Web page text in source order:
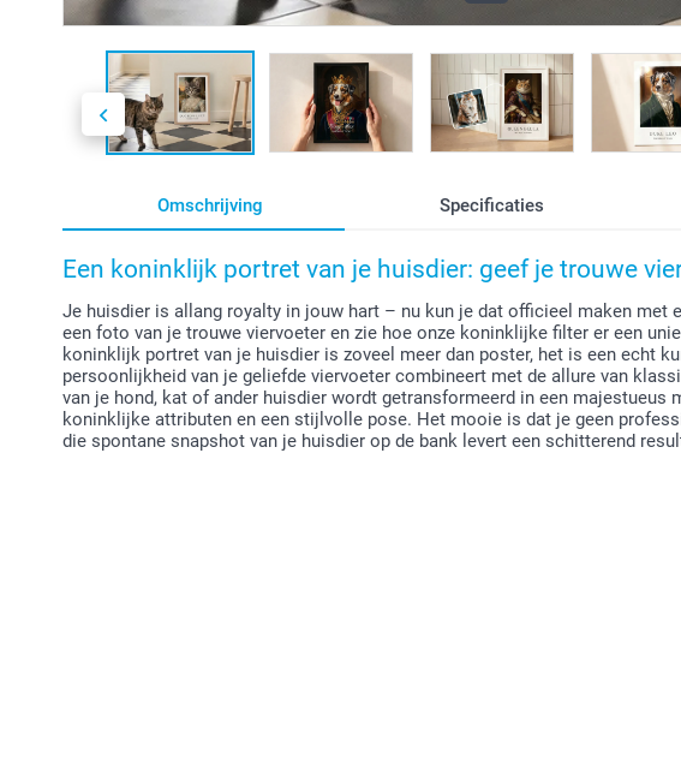
Omschrijving Specificaties
Een koninklijk portret van je huisdier: geef je trouwe
Je huisdier is allang royalty in jouw hart – nu kun je dat officieel maken met
een foto van je trouwe viervoeter en zie hoe onze koninklijke filter er een
koninklijk portret van je huisdier is zoveel meer dan poster, het is een echt
persoonlijkheid van je geliefde viervoeter combineert met de allure van
van je hond, kat of ander huisdier wordt getransformeerd in een majestueus
koninklijke attributen en een stijlvolle pose. Het mooie is dat je geen
die spontane snapshot van je huisdier op de bank levert een schitterend